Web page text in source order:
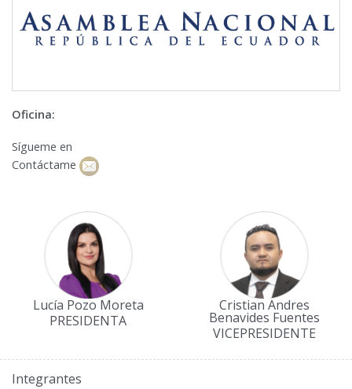
AGENDA
Oficina:
Sígueme en
Contáctame
Lucía Pozo Moreta
PRESIDENTA
Cristian Andres
Benavides Fuentes
VICEPRESIDENTE
Integrantes